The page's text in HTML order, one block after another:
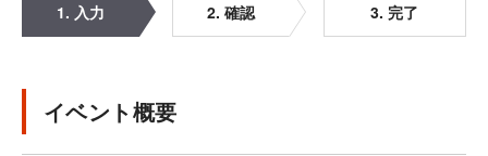
1. 入力 2. 確認 3. 完了
イベント概要